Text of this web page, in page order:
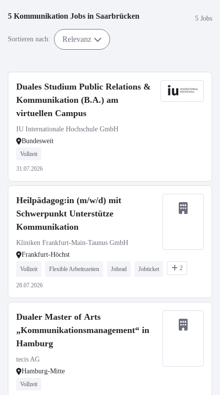
5 Kommunikation Jobs in Saarbrücken 5 Jobs
Sortieren nach: Relevanz
Duales Studium Public Relations &
Kommunikation (B.A.) am
virtuellen Campus
IU Internationale Hochschule GmbH
Bundesweit
Vollzeit
31.07.2026
Heilpädagog:in (m/w/d) mit
Schwerpunkt Unterstütze
Kommunikation
Kliniken Frankfurt-Main-Taunus GmbH
Frankfurt-Höchst
Vollzeit Flexible Arbeitszeiten Jobrad Jobticket 2
28.07.2026
Dualer Master of Arts
„Kommunikationsmanagement“ in
Hamburg
tecis AG
Hamburg-Mitte
Vollzeit